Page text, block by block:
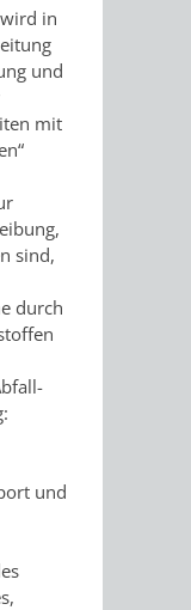
RIPPENWEIER
STÄDTISCHE
FINANZEN
HAUSHALT
in
und
mit
sind,
durch
und